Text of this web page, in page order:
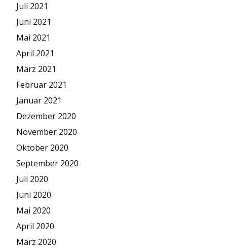
Juli 2021
Juni 2021
Mai 2021
April 2021
März 2021
Februar 2021
Januar 2021
Dezember 2020
November 2020
Oktober 2020
September 2020
Juli 2020
Juni 2020
Mai 2020
April 2020
März 2020